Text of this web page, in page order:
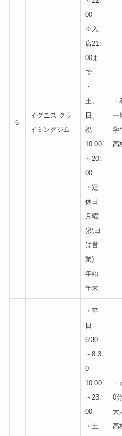
6
イグニス クラ
イミングジム
00
※入
店21:
00ま
で
・
土、
日、
祝
10:00
～20:
00
・定
休日
月曜
(祝日
は営
業)
年始
年末
一
学
高
・平
日
6:30
～8:3
0
10:00
～23:
00
・土
0
大
高